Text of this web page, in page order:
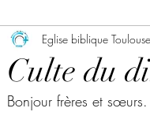
Culte du
Eglise biblique Toulouse
Bonjour frères et sœurs.